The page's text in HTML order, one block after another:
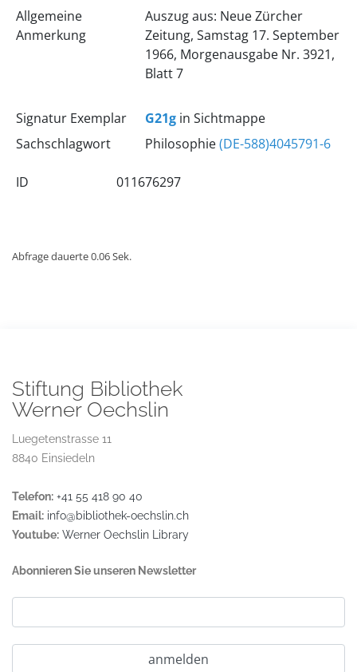
Allgemeine
Anmerkung
Auszug aus: Neue Zürcher
Zeitung, Samstag 17. September
1966, Morgenausgabe Nr. 3921,
Blatt 7
Signatur Exemplar G21g in Sichtmappe
Sachschlagwort
Philosophie(DE-588)4045791-6
ID 011676297
Abfrage dauerte 0.06 Sek.
Stiftung Bibliothek
Werner Oechslin
Luegetenstrasse 11
8840 Einsiedeln
Telefon: +41 55 418 90 40
Email: info@bibliothek-oechslin.ch
Youtube: Werner Oechslin Library
Abonnieren Sie unseren Newsletter